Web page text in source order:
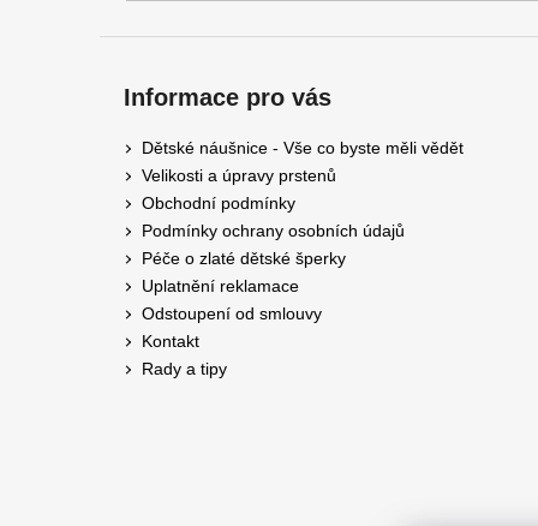
Informace pro vás
Dětské náušnice - Vše co byste měli vědět
Velikosti a úpravy prstenů
Obchodní podmínky
Podmínky ochrany osobních údajů
Péče o zlaté dětské šperky
Uplatnění reklamace
Odstoupení od smlouvy
Kontakt
Rady a tipy